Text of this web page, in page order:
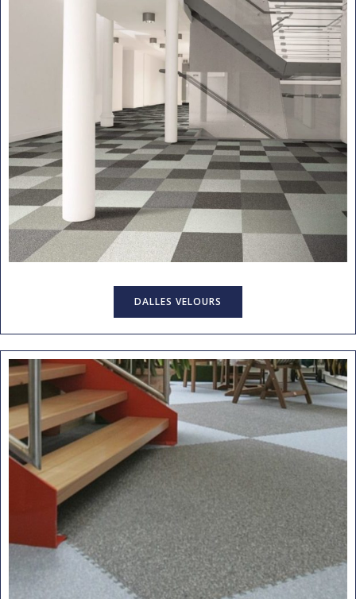
DALLES VELOURS